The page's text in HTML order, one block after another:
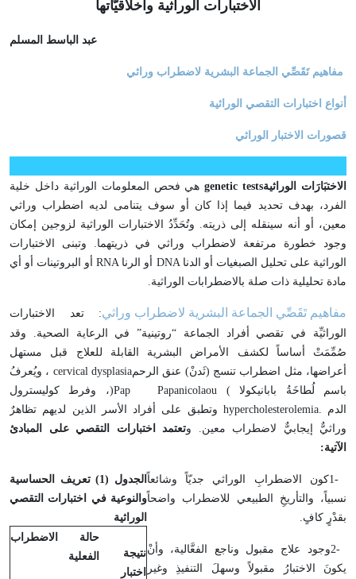
الاختبارات الوراثية وأَخلاقيَّاتها
عبد الباسط المسلم
مفاهيم تَقَصِّي الجماعة البشرية لاضطراب وراثي
أنواع اختبارات التقصي الوراثية
قصورات الاختبار الوراثي
الاختبَارَات الوراثيةgenetic tests هي فحص المعلومات الوراثية داخل خلية
الفرد، بهدف تحديد فيما إذا كان أو سوف يتنامى لديه اضطراب وراثي
معين، أو أنه سينقله إلى ذريته. وتُحَدِّدُ الاختبارات الوراثية لزوجين إمكان
وجود خطورة مرتفعة لاضطراب وراثي في ذريتهما. وتبنى الاختبارات
الوراثية على تحليل الصبغيات أو الدنا DNA أو الرنا RNA أو البروتينات أو أي
مادة تحليلية ذات صلة بالاضطرابات الوراثية.
مفاهيم تَقَصِّي الجماعة البشرية لاضطراب وراثي: تعد الاختبارات
الوراثيِّة في تقصي أفراد الجماعة “روتينية” في الرعاية الصحية. وقد
صُمِّمَتْ أساساً لكشف الأمراض البشرية القابلة للعلاج قبل مستهل
أعراضها، مثل اضطراب تنسج (ثَدنْ) عنق الرحمcervical dysplasia ، ويُعرفُ
باسم لُطاخَةُ بابانيكولاPapanicolaou (
Pap
)، وفرط كوليسترول
الدم hypercholesterolemia. وتطبق على أفراد الأسر الذين لديهم تظاهرٌ
وراثيٌّ إيجابيٌّ لاضطراب معين. وتعتمد اختبارات التقصي على المبادئ
الآتية:
الجدول (1) تعريف الحساسية
والنوعية في اختبارات التقصي
الوراثية
نتيجة
اختبار
حالة الاضطراب
الفعلية
1-كون الاضطرابِ الوراثي جديّاً وشائعاً
نسبياً، والتأريخِ الطبيعي للاضطراب واضحاً
بقدْرٍ كافٍ.
2-وجود علاج مقبول وناجع الفعَّالية، وأنْ
يكونَ الاختبارُ مقبولاً وسهلَ التنفيذِ وغير